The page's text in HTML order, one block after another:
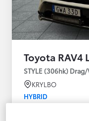
Toyota RAV4
STYLE (306hk)
KRYLBO
HYBRID